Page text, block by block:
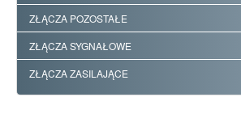
ZŁĄCZA POZOSTAŁE
ZŁĄCZA SYGNAŁOWE
ZŁĄCZA ZASILAJĄCE